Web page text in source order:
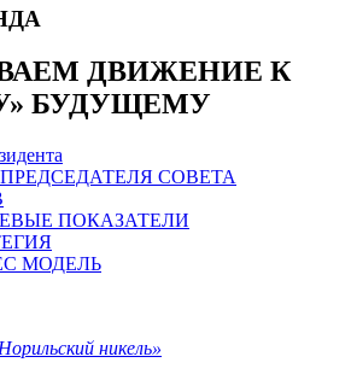
ДВИЖЕНИЕ К
БУДУЩЕМУ
СОВЕТА
ПОКАЗАТЕЛИ
МОДЕЛЬ
никель»